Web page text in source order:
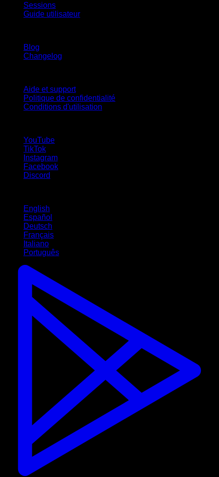
Sessions
Guide utilisateur
Blog
Changelog
Aide et support
Politique de confidentialité
Conditions d'utilisation
YouTube
TikTok
Instagram
Facebook
Discord
English
Español
Deutsch
Français
Italiano
Português